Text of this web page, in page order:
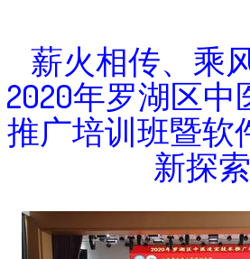
薪火相传、乘
2020年罗湖区中
推广培训班暨软
新探索